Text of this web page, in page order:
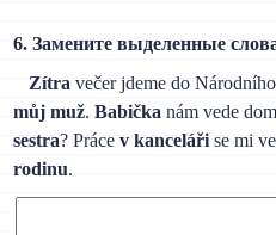
6. Замените выделенные
Zítra večer jdeme do
můj muž.Babička nám vede
sestra? Prácev kanceláři se mi
rodinu.